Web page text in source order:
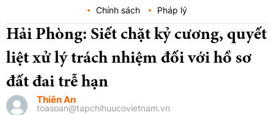
Chính sách Pháp lý
Hải Phòng: Siết chặt kỷ cương, quyết
liệt xử lý trách nhiệm đối với hồ sơ
đất đai trễ hạn
Thiên An
toasoan@tapchihuucovietnam.vn